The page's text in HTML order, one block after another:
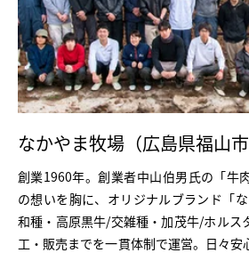
なかやま牧場（広島県福山市
創業1960年。創業者中山伯男氏の「牛
の想いを胸に、オリジナルブランド「
和種・高原黒牛/交雑種・加茂牛/ホルス
工・販売までを一貫体制で運営。日々安